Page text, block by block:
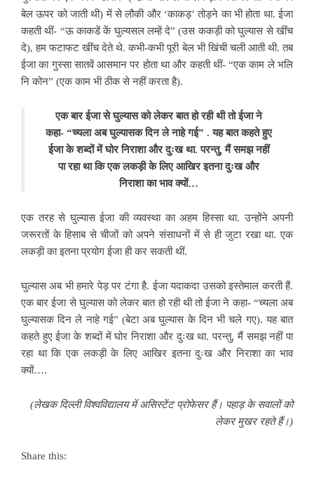
बेल ऊपर को जाती थी) में से लौकी और ‘काकड़’ तोड़ने का भी होता था. ईजा
कहती थीं- “ऊ काकडें कें घुल्यसल लम्हें दे” (उस ककड़ी को घुल्यास से खींच
दे), हम फटाफट खींच देते थे. कभी-कभी पूरी बेल भी खिंची चली आती थी. तब
ईजा का गुस्सा सातवें आसमान पर होता था और कहती थीं- “एक काम ले भलि
नि कोन” (एक काम भी ठीक से नहीं करता है).
एक बार ईजा से घुल्यास को लेकर बात हो रही थी तो ईजा ने
कहा- “च्यला अब घुल्यासक दिन ले नाहे गई” . यह बात कहते हुए
ईजा के शब्दों में घोर निराशा और दुःख था. परन्तु, मैं समझ नहीं
पा रहा था कि एक लकड़ी के लिए आखिर इतना दुःख और
निराशा का भाव क्यों…
एक तरह से घुल्यास ईजा की व्यवस्था का अहम हिस्सा था. उन्होंने अपनी
जरूरतों के हिसाब से चीजों को अपने संसाधनों में से ही जुटा रखा था. एक
लकड़ी का इतना प्रयोग ईजा ही कर सकती थीं.
घुल्यास अब भी हमारे पेड़ पर टंगा है. ईजा यदाकदा उसको इस्तेमाल करती हैं.
एक बार ईजा से घुल्यास को लेकर बात हो रही थी तो ईजा ने कहा- “च्यला अब
घुल्यासक दिन ले नाहे गई” (बेटा अब घुल्यास के दिन भी चले गए). यह बात
कहते हुए ईजा के शब्दों में घोर निराशा और दुःख था. परन्तु, मैं समझ नहीं पा
रहा था कि एक लकड़ी के लिए आखिर इतना दुःख और निराशा का भाव
क्यों….
(लेखक दिल्ली विश्वविद्यालय में असिस्टेंट प्रोफेसर हैं। पहाड़ के सवालों को
लेकर मुखर रहते हैं।)
Share this: